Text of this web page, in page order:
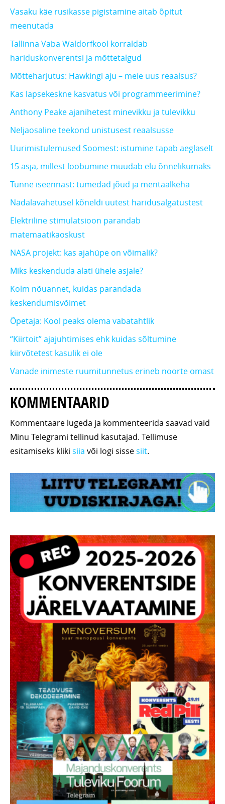
Vasaku käe rusikasse pigistamine aitab õpitut
meenutada
Tallinna Vaba Waldorfkool korraldab
hariduskonverentsi ja mõttetalgud
Mõtteharjutus: Hawkingi aju – meie uus reaalsus?
Kas lapsekeskne kasvatus või programmeerimine?
Anthony Peake ajanihetest minevikku ja tulevikku
Neljaosaline teekond unistusest reaalsusse
Uurimistulemused Soomest: istumine tapab aeglaselt
15 asja, millest loobumine muudab elu õnnelikumaks
Tunne iseennast: tumedad jõud ja mentaalkeha
Nädalavahetusel kõneldi uutest haridusalgatustest
Elektriline stimulatsioon parandab
matemaatikaoskust
NASA projekt: kas ajahüpe on võimalik?
Miks keskenduda alati ühele asjale?
Kolm nõuannet, kuidas parandada
keskendumisvõimet
Õpetaja: Kool peaks olema vabatahtlik
“Kiirtoit” ajajuhtimises ehk kuidas sõltumine
kiirvõtetest kasulik ei ole
Vanade inimeste ruumitunnetus erineb noorte omast
KOMMENTAARID
Kommentaare lugeda ja kommenteerida saavad vaid
Minu Telegrami tellinud kasutajad. Tellimuse
esitamiseks kliki siia või logi sissesiit.